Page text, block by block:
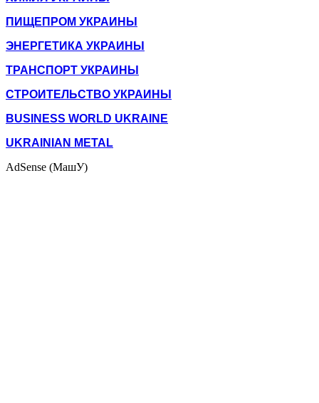
ПИЩЕПРОМ УКРАИНЫ
ЭНЕРГЕТИКА УКРАИНЫ
ТРАНСПОРТ УКРАИНЫ
СТРОИТЕЛЬСТВО УКРАИНЫ
BUSINESS WORLD UKRAINE
UKRAINIAN METAL
AdSense (МашУ)